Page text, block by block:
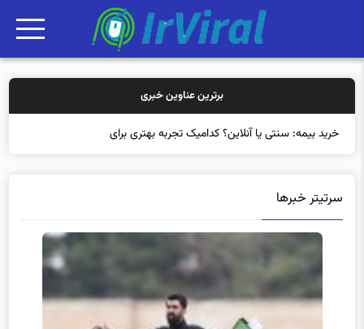
برترین عناوین خبری
خرید بیمه: سنتی یا آنلاین؟ کدامیک تجربه بهتری برای مشتریان ایجاد
سرتیتر خبرها